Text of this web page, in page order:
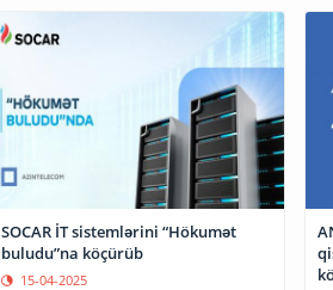
SOCAR İT sistemlərini “Hökumət
buludu”na köçürüb
15-04-2025